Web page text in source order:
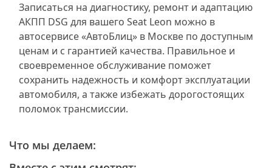
Записаться на диагностику, ремонт и адаптацию
АКПП DSG для вашего Seat Leon можно в
автосервисе «АвтоБлиц» в Москве по доступным
ценам и с гарантией качества. Правильное и
своевременное обслуживание поможет
сохранить надежность и комфорт эксплуатации
автомобиля, а также избежать дорогостоящих
поломок трансмиссии.
Что мы делаем: